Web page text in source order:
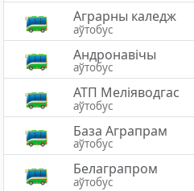
Аграрны каледж
аўтобус
Андронавічы
аўтобус
АТП Меліяводгас
аўтобус
База Аграпрам
аўтобус
Белаграпром
аўтобус